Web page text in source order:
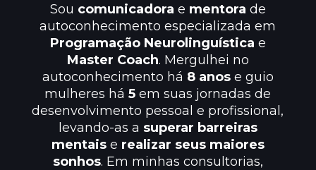
Sou comunicadora e mentora de
autoconhecimento especializada em
Programação Neurolinguística e
Master Coach. Mergulhei no
autoconhecimento há 8 anose guio
mulheres há5 em suas jornadas de
desenvolvimento pessoal e profissional,
levando-as a superar barreiras
mentaise realizar seus maiores
sonhos. Em minhas consultorias,